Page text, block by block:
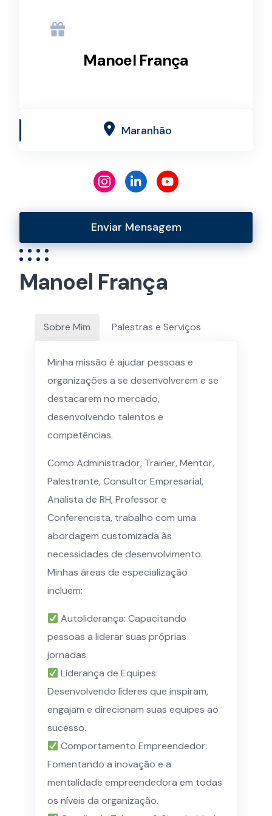
Manoel França
Maranhão
Enviar Mensagem
Manoel França
Sobre Mim Palestras e Serviços
Minha missão é ajudar pessoas e
organizações a se desenvolverem e se
destacarem no mercado,
desenvolvendo talentos e
competências.
Como Administrador, Trainer, Mentor,
Palestrante, Consultor Empresarial,
Analista de RH, Professor e
Conferencista, trabalho com uma
abordagem customizada às
necessidades de desenvolvimento.
Minhas áreas de especialização
incluem:
Autoliderança: Capacitando
pessoas a liderar suas próprias
jornadas.
Liderança de Equipes:
Desenvolvendo líderes que inspiram,
engajam e direcionam suas equipes ao
sucesso.
Comportamento Empreendedor:
Fomentando a inovação e a
mentalidade empreendedora em todas
os níveis da organização.